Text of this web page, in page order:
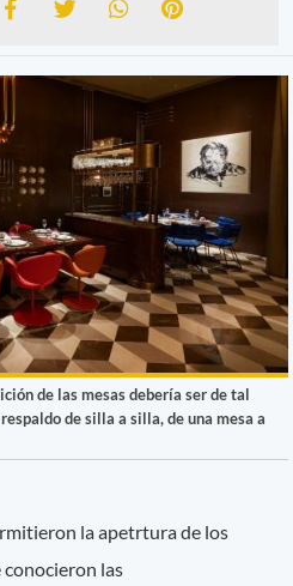
de las mesas debería ser de tal
de silla a silla, de una mesa a
la apetrtura de los
conocieron las